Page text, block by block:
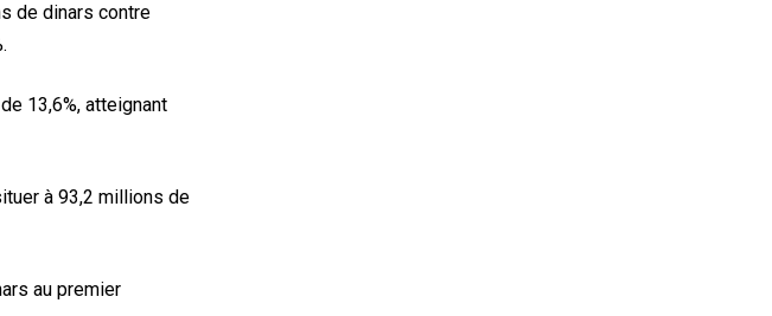
de dinars contre
13,6%, atteignant
à 93,2 millions de
au premier